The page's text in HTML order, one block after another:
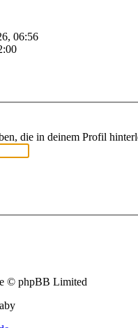
06:56
die in deinem Profil
© phpBB Limited